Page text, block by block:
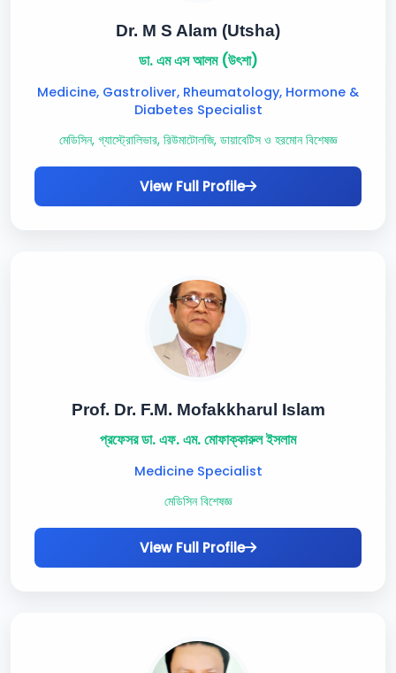
Dr. M S Alam (Utsha)
ডা. এম এস আলম (উৎশা)
Medicine, Gastroliver, Rheumatology, Hormone &
Diabetes Specialist
মেডিসিন, গ্যাস্ট্রোলিভার, রিউমাটোলজি, ডায়াবেটিস ও হরমোন বিশেষজ্ঞ
View Full Profile
Prof. Dr. F.M. Mofakkharul Islam
প্রফেসর ডা. এফ. এম. মোফাক্কারুল ইসলাম
Medicine Specialist
মেডিসিন বিশেষজ্ঞ
View Full Profile